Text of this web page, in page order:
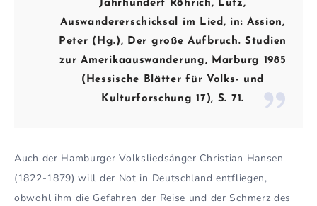
Jahrhundert Röhrich, Lutz,
Auswandererschicksal im Lied, in: Assion,
Peter (Hg.), Der große Aufbruch. Studien
zur Amerikaauswanderung, Marburg 1985
(Hessische Blätter für Volks- und
Kulturforschung 17), S. 71.
Auch der Hamburger Volksliedsänger Christian Hansen
(1822-1879) will der Not in Deutschland entfliegen,
obwohl ihm die Gefahren der Reise und der Schmerz des